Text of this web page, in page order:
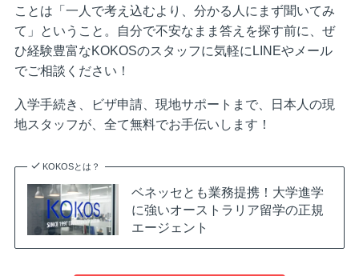
ことは「一人で考え込むより、分かる人にまず聞いてみ
て」ということ。自分で不安なまま答えを探す前に、ぜ
ひ経験豊富なKOKOSのスタッフに気軽にLINEやメール
でご相談ください！
入学手続き、ビザ申請、現地サポートまで、日本人の現
地スタッフが、全て無料でお手伝いします！
KOKOSとは？
ベネッセとも業務提携！大学進学
に強いオーストラリア留学の正規
エージェント